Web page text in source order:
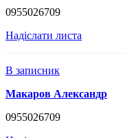
0955026709
Надіслати листа
В записник
Макаров Александр
0955026709